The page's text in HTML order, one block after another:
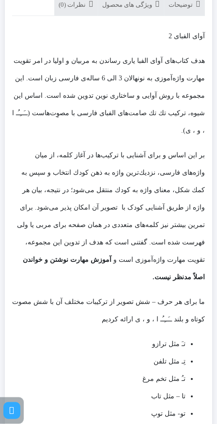
توضیحات ویژگی های محصول نظرات (0)
آوای الفبای 2
هدف كتاب‌های آوای الفبا یاری رساندن به مربیان و اولیا در امر تقویت
مهارت واژه‌آموزی به نونهالان 3 الی 6 ساله‌ی فارسی زبان است. این
مجموعه با روش آوایی و ساختاری نوین تدوین شده است. اساس این
شیوه، تركیب تك تك صامت‌های الفبای فارسی با مصوِت‌هاست (ــَــِـُـ ا
، و ، ی).
بر این اساس و برای آشنایی با تركیب‌ها در آغاز کلمه، از میان
واژه‌های فارسی، نزدیك‌‌ترین واژه به ذهن كودك انتخاب و سپس به
كمك شكل، معنای واژه به كودك منتقل می‌شود؛ در نتیجه، بیان هر
واژه از طریق آشنایی کودک با تصویر آن امكان پذیر می‌شود. برای
تمرین بیشتر نیز كلمه‌های متعددی در همان صفحه برای مربی یا ولی
فهرست شده است. گفتنی است كه هدف از تدوین این مجموعه،
تقویت مهارت واژه‌آموزی است و آموزش مهارت نوشتن و خواندن
اصلاً مدنظر نیست.
ما برای هر حرف – شش تصویر از ترکیبات مختلف آن با شش مصوت
کوتاه و بلند ــَــِـُـ ا ، و ، ی ارائه کردیم
تـَ مثل ترازو
تِـ مثل تلفن
تـُ مثل تخم مرغ
تا – مثل تاب
تو- مثل توپ